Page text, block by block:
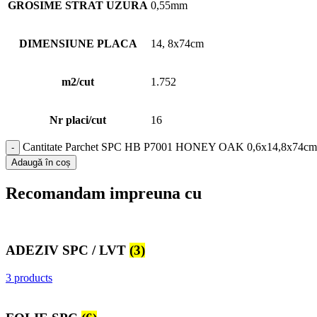
GROSIME STRAT UZURA 0,55mm
DIMENSIUNE PLACA 14, 8x74cm
m2/cut 1.752
Nr placi/cut 16
Cantitate Parchet SPC HB P7001 HONEY OAK
Adaugă în coș
Recomandam impreuna cu
ADEZIV SPC / LVT (3)
3 products